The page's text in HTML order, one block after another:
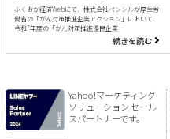
ふくおか経済Webにて、株式会社ペンシルが厚生労
働省の「がん対策推進企業アクション」において、
令和7年度の「がん対策推進優良企業…
続きを読む
Yahoo!マーケティング
ソリューション セール
スパートナーです。